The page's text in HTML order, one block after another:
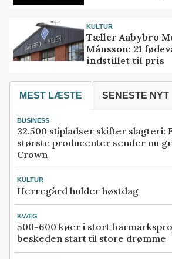
KULTUR
Tæller Aabybro
Månsson: 21
indstillet til pris
MEST LÆSTE SENESTE NYT
BUSINESS
32.500 stipladser skifter slagteri:
største producenter sender nu
Crown
KULTUR
Herregård holder høstdag
KVÆG
500-600 køer i stort
beskeden start til store drømme